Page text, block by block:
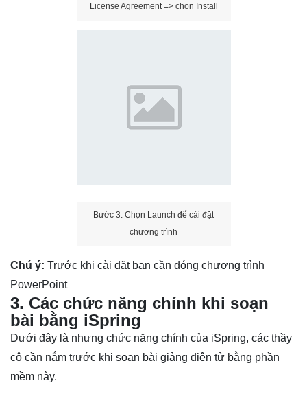
License Agreement => chọn Install
Bước 3: Chọn Launch để cài đặt
chương trình
Chú ý: Trước khi cài đặt bạn cần đóng chương trình
PowerPoint
3. Các chức năng chính khi soạn
bài bằng iSpring
Dưới đây là nhưng chức năng chính của iSpring, các thầy
cô cần nắm trước khi soạn bài giảng điện tử bằng phần
mềm này.